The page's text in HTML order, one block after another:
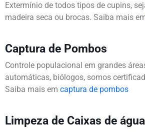
Extermínio de todos tipos de cupins,
madeira seca ou brocas. Saiba mais
Captura de Pombos
Controle populacional em grandes
automáticas, biólogos, somos
Saiba mais em captura de pombos
Limpeza de Caixas de água